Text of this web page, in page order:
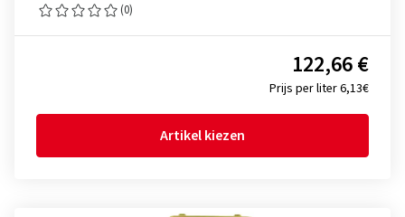
(0)
Prijs per liter 6,13€
122,66 €
Artikel kiezen